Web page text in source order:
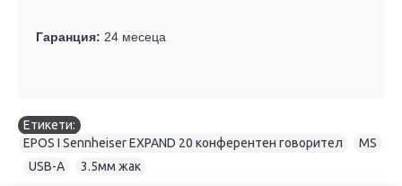
Гаранция: 24 месеца
Етикети:
EPOS I Sennheiser EXPAND 20 конферентен говорител
MS
USB-A 3.5мм жак